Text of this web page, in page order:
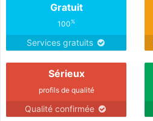
Gratuit
100%
Services gratuits
Sérieux
profils de qualité
Qualité confirmée